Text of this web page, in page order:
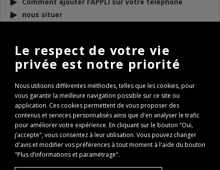
nous situer
DOCUMENTS À TÉLÉCHARGER
BULLETIN D’INFO 2026
ARP 2026
Conseils de remise à l’eau des poissons
Règlementation Lac des Hôpitaux 2026
Fenêtre de capture Brochet
Expertise Travaux Torcieu 2022
PASS REGION : comment l’obtenir ?
PASS REGION Remboursement
Le respect de votre vie
privée est notre priorité
Nous utilisons différentes méthodes, telles que les cookies, pour
vous garantir la meilleure navigation possible sur ce site ou
application. Ces cookies permettent de vous proposer des
contenus et services personnalisés ainsi que d'en analyser le trafic
pour améliorer votre expérience. En cliquant sur le bouton "Oui,
j’accepte", vous consentez à leur utilisation. Vous pouvez changer
d'avis et modifier vos préférences à tout moment à l'aide du bouton
"Plus d’informations et paramétrage".